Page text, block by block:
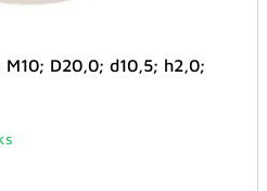
D20,0; d10,5; h2,0;